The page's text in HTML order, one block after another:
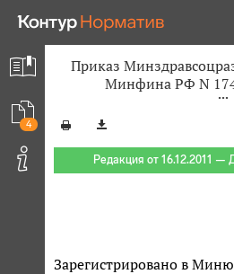
4
Приказ
Минфина РФ N
Редакция от 16.12.2011 —
Зарегистрировано в